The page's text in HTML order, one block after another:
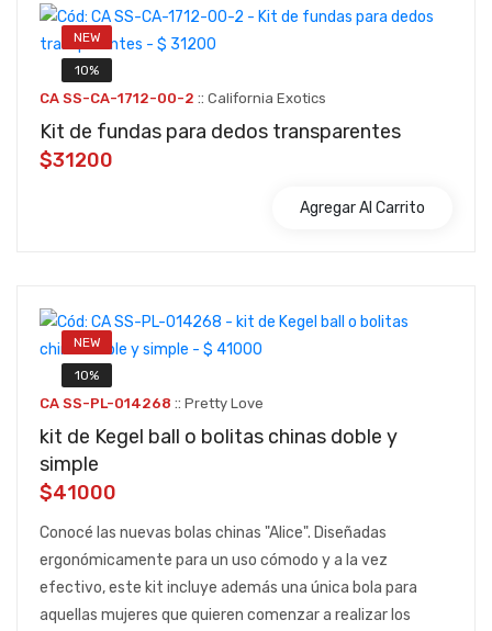
NEW
10%
CA SS-CA-1712-00-2 :: California Exotics
Kit de fundas para dedos transparentes
$31200
Agregar Al Carrito
NEW
10%
CA SS-PL-014268 :: Pretty Love
kit de Kegel ball o bolitas chinas doble y
simple
$41000
Conocé las nuevas bolas chinas "Alice". Diseñadas
ergonómicamente para un uso cómodo y a la vez
efectivo, este kit incluye además una única bola para
aquellas mujeres que quieren comenzar a realizar los